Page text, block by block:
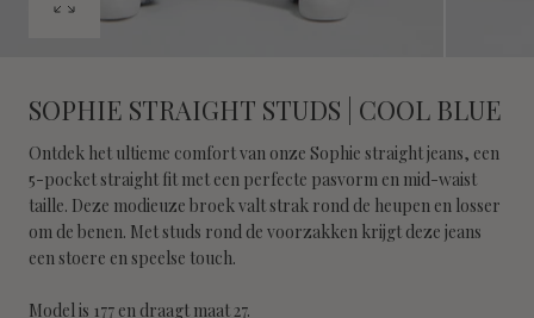
Open
modal
SOPHIE STRAIGHT STUDS | COOL BLUE
Ontdek het ultieme comfort van onze Sophie straight jeans, een
5-pocket straight fit met een perfecte pasvorm en mid-waist
taille. Deze modieuze broek valt strak rond de heupen en losser
om de benen. Met studs rond de voorzakken krijgt deze jeans
een stoere en speelse touch.
Model is 177 en draagt maat 27.